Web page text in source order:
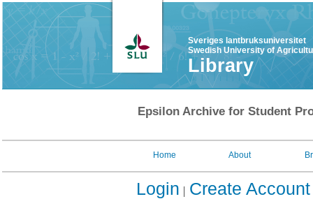
Sveriges lantbruksuniversitet
Swedish University of
Library
Epsilon Archive for Student
Home About
Login Create Account